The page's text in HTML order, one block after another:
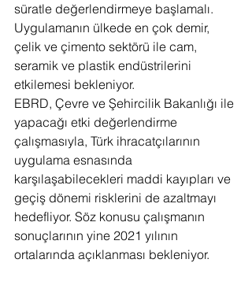
süratle değerlendirmeye başlamalı.
Uygulamanın ülkede en çok demir,
çelik ve çimento sektörü ile cam,
seramik ve plastik endüstrilerini
etkilemesi bekleniyor.
EBRD, Çevre ve Şehircilik Bakanlığı ile
yapacağı etki değerlendirme
çalışmasıyla, Türk ihracatçılarının
uygulama esnasında
karşılaşabilecekleri maddi kayıpları ve
geçiş dönemi risklerini de azaltmayı
hedefliyor. Söz konusu çalışmanın
sonuçlarının yine 2021 yılının
ortalarında açıklanması bekleniyor.